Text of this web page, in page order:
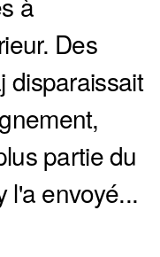
Des
disparaissait
partie du
l'a envoyé...